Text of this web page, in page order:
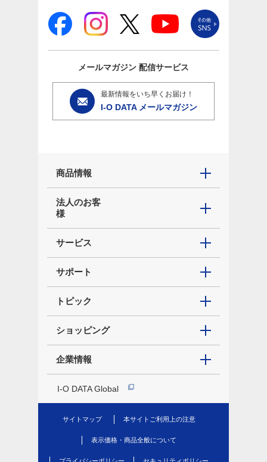
メールマガジン 配信サービス
最新情報をいち早くお届け！
I-O DATA メールマガジン
商品情報
法人のお客
様
サービス
サポート
トピック
ショッピング
企業情報
I-O DATA Global
サイトマップ 本サイトご利用上の注意
表示価格・商品全般について